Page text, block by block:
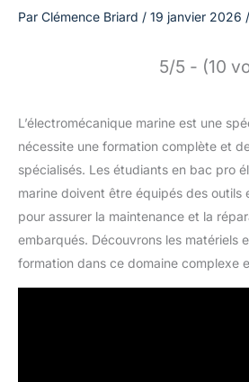
Par Clémence Briard / 19 janvier 2026 /
5/5 - (10
L’électromécanique marine est une
nécessite une formation complète et
spécialisés. Les étudiants en bac pro
marine doivent être équipés des outils
pour assurer la maintenance et la
embarqués. Découvrons les matériels
formation dans ce domaine complexe